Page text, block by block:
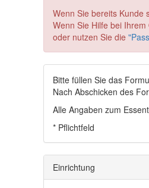
Wenn Sie bereits Kunde
Wenn Sie Hilfe bei
oder nutzen Sie die
Bitte füllen Sie das
Nach Abschicken des
Alle Angaben zum
* Pflichtfeld
Einrichtung